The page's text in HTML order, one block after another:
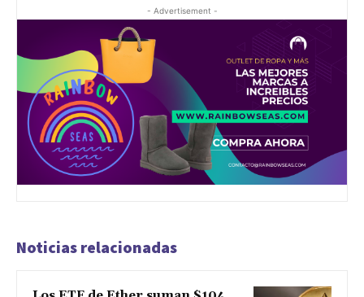
- Advertisement -
Noticias relacionadas